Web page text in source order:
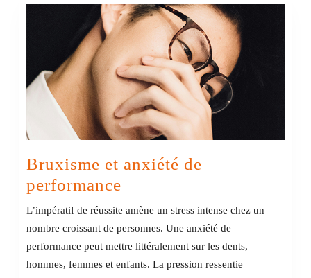
Bruxisme et anxiété de
performance
et
anxiété
de
performance
L’impératif de réussite amène un stress intense chez un
nombre croissant de personnes. Une anxiété de
performance peut mettre littéralement sur les dents,
hommes, femmes et enfants. La pression ressentie